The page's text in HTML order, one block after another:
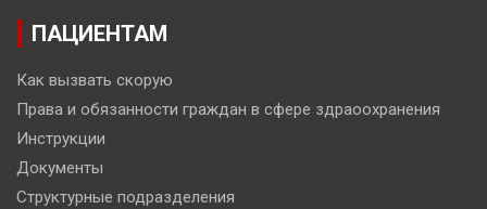
ПАЦИЕНТАМ
Как вызвать скорую
Права и обязанности граждан в сфере здраоохранения
Инструкции
Документы
Структурные подразделения